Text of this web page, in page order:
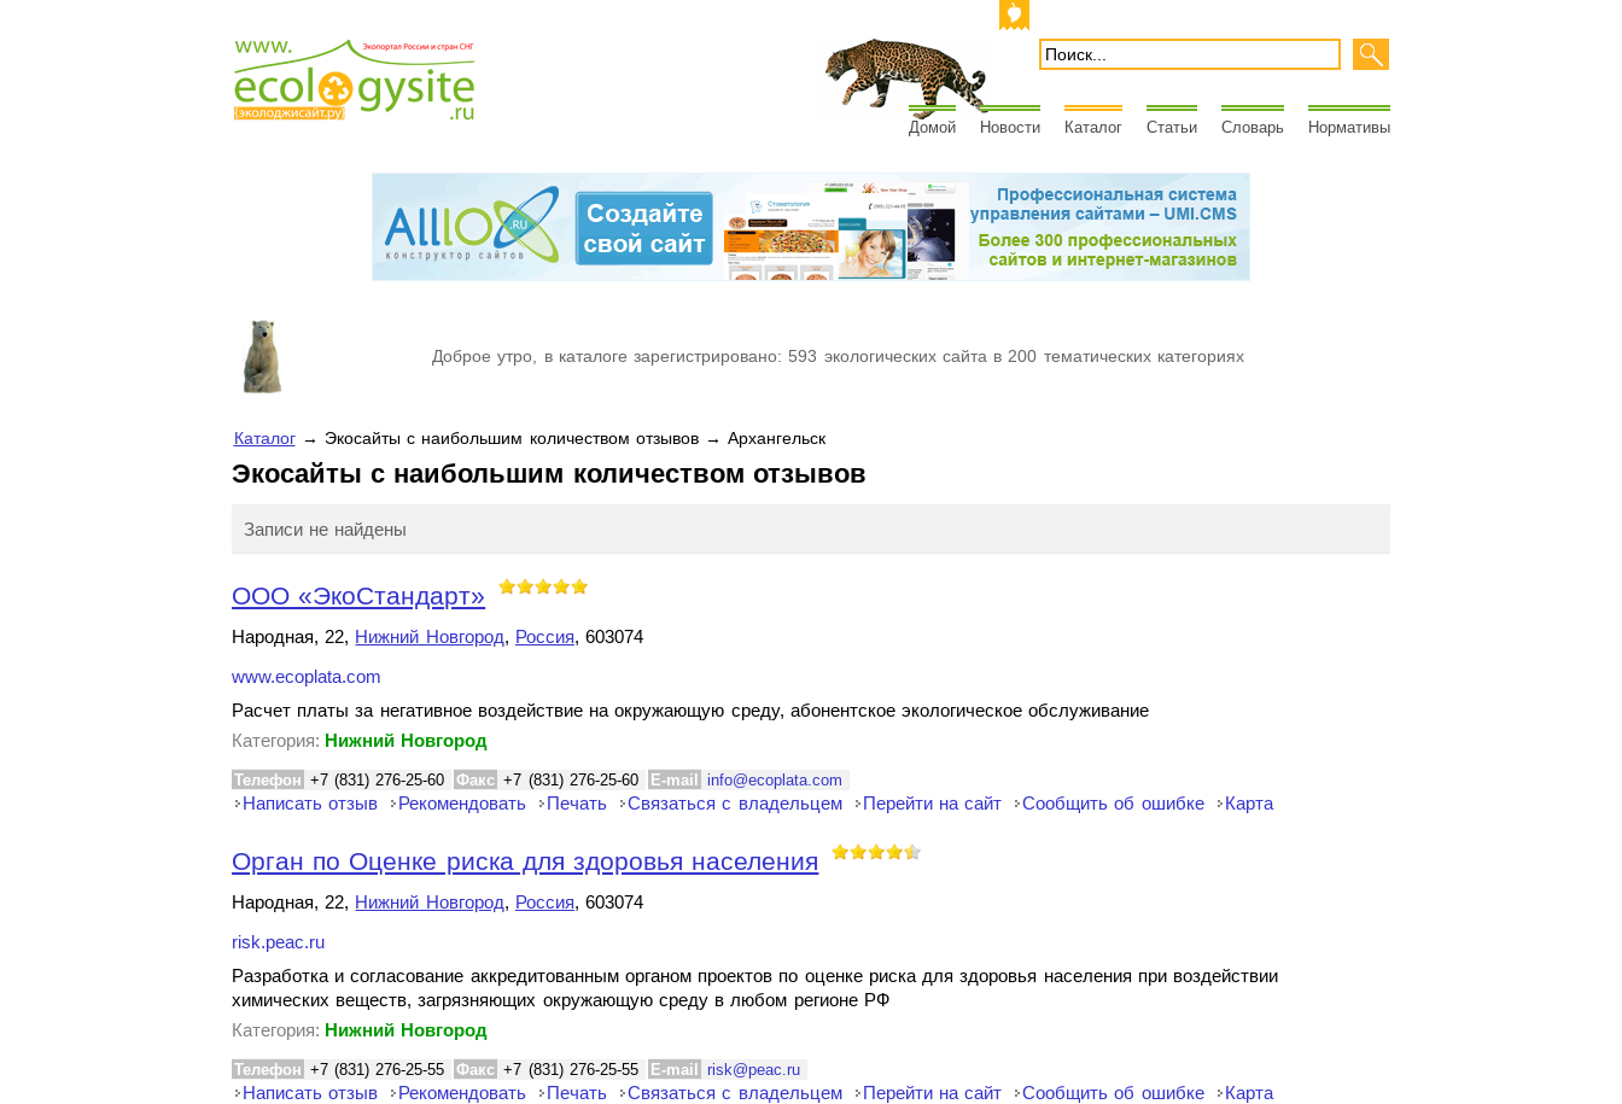
Домой Новости Каталог Статьи Словарь Нормативы
Доброе утро, в каталоге зарегистрировано: 593 экологических сайта в 200 тематических категориях
Каталог→ Экосайты с наибольшим количеством отзывов → Архангельск
Экосайты с наибольшим количеством отзывов
Записи не найдены
ООО «ЭкоСтандарт»
Народная, 22, Нижний Новгород, Россия, 603074
www.ecoplata.com
Расчет платы за негативное воздействие на окружающую среду, абонентское экологическое обслуживание
Категория: Нижний Новгород
Телефон +7 (831) 276-25-60 Факс +7 (831) 276-25-60 E-mail info@ecoplata.com
Написать отзыв Рекомендовать Печать Связаться с владельцем Перейти на сайт Сообщить об ошибке Карта
Орган по Оценке риска для здоровья населения
Народная, 22, Нижний Новгород, Россия, 603074
risk.peac.ru
Разработка и согласование аккредитованным органом проектов по оценке риска для здоровья населения при воздействии
химических веществ, загрязняющих окружающую среду в любом регионе РФ
Категория: Нижний Новгород
Телефон +7 (831) 276-25-55 Факс +7 (831) 276-25-55 E-mail risk@peac.ru
Написать отзыв Рекомендовать Печать Связаться с владельцем Перейти на сайт Сообщить об ошибке Карта